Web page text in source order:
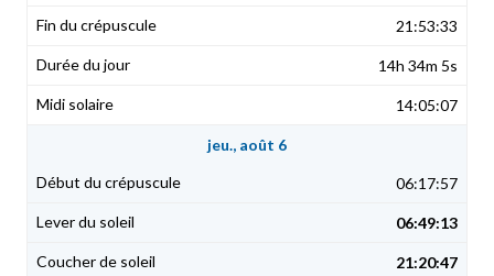
21:53:33
14h 34m 5s
14:05:07
jeu., août 6
06:17:57
06:49:13
21:20:47